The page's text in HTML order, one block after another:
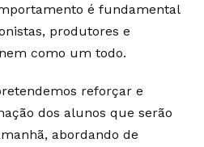
é fundamental
produtores e
como um todo.
reforçar e
dos alunos que serão
abordando de